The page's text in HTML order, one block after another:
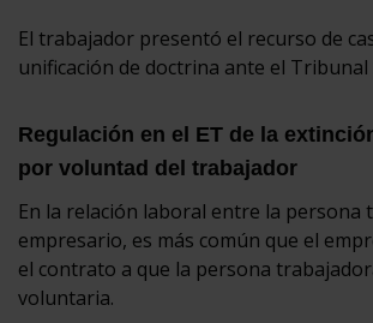
El trabajador presentó el recurso de
unificación de doctrina ante el Tribunal
Regulación en el ET de la
por voluntad del trabajador
En la relación laboral entre la persona
empresario, es más común que el
el contrato a que la persona
voluntaria.